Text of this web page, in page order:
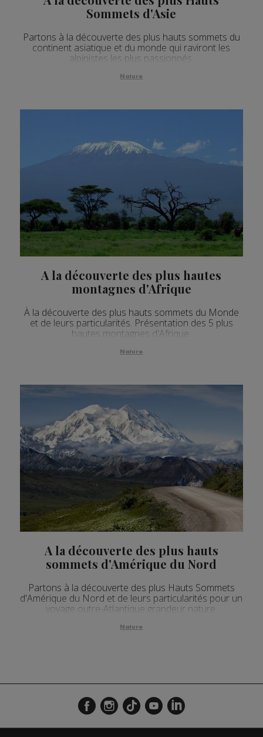
Sommets d'Asie
Partons à la découverte des plus hauts sommets du
continent asiatique et du monde qui raviront les
alpinistes les plus passionnés.
Nature
A la découverte des plus hautes
montagnes d'Afrique
À la découverte des plus hauts sommets du Monde
et de leurs particularités. Présentation des 5 plus
hautes montagnes d'Afrique.
Nature
A la découverte des plus hauts
sommets d'Amérique du Nord
Partons à la découverte des plus Hauts Sommets
d'Amérique du Nord et de leurs particularités pour un
voyage outre-Atlantique grandeur nature.
Nature